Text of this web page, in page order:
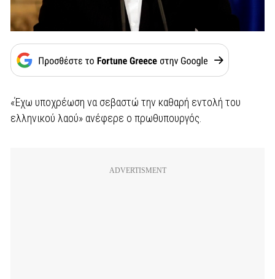
«Έχω υποχρέωση να σεβαστώ την καθαρή εντολή του
ελληνικού λαού» ανέφερε ο πρωθυπουργός.